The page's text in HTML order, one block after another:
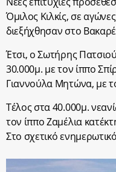
Όμιλος Κιλκίς, σε
διεξήχθησαν στο
Έτσι, ο Σωτήρης
30.000μ. με τον ίππο
Γιαννούλα Μητώνα, με
Τέλος στα 40.000μ.
τον ίππο Ζαμέλια
Στο σχετικό